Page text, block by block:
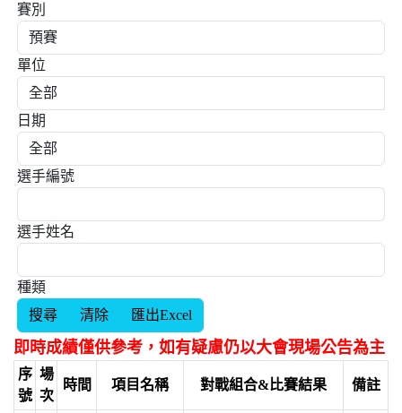
賽別
單位
日期
選手編號
選手姓名
種類
即時成績僅供參考，如有疑慮仍以大會現場公告為主
序
號
場
次
時間 項目名稱 對戰組合&比賽結果 備註